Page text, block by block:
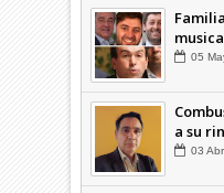
05
a su
03 Abr